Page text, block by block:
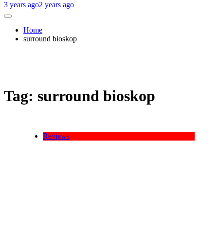
3 years ago2 years ago
Home
surround bioskop
Tag: surround bioskop
Reviews